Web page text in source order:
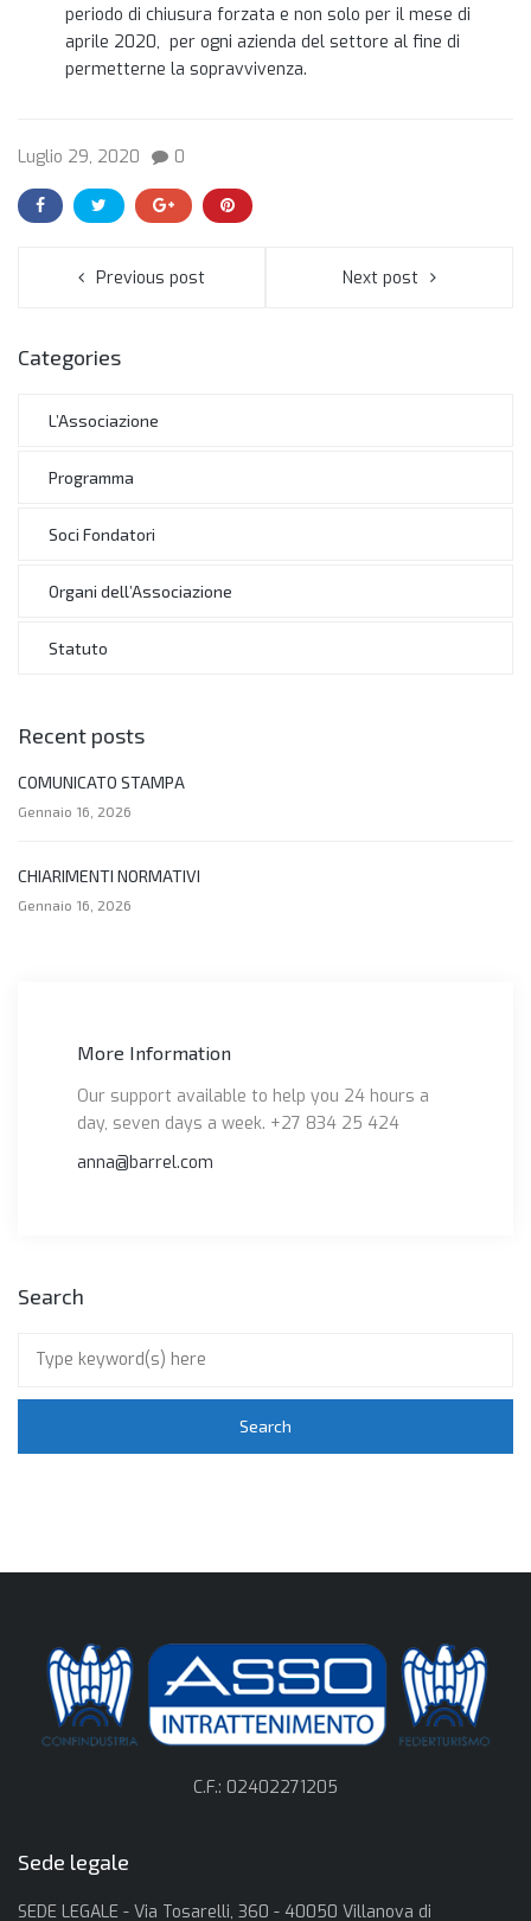
periodo di chiusura forzata e non solo per il mese di
aprile 2020, per ogni azienda del settore al fine di
permetterne la sopravvivenza.
Luglio 29, 2020 0
Previous post Next post
Categories
L’Associazione
Programma
Soci Fondatori
Organi dell’Associazione
Statuto
Recent posts
COMUNICATO STAMPA
Gennaio 16, 2026
CHIARIMENTI NORMATIVI
Gennaio 16, 2026
More Information
Our support available to help you 24 hours a
day, seven days a week. +27 834 25 424
anna@barrel.com
Search
C.F.: 02402271205
Sede legale
SEDE LEGALE - Via Tosarelli, 360 - 40050 Villanova di